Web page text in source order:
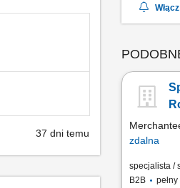
37 dni temu
zdalna
specjalista /
B2B